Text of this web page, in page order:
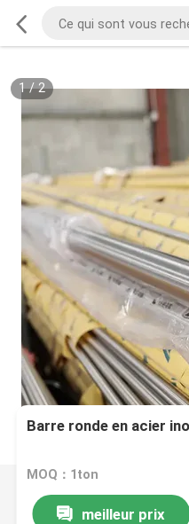
1/2
Barre ronde en acier
MOQ：1ton
meilleur prix